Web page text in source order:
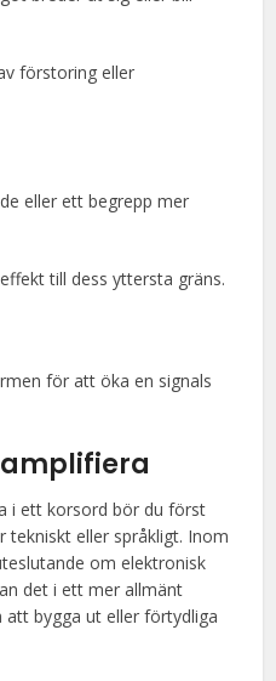
förstoring eller
eller ett begrepp mer
till dess yttersta gräns.
för att öka en signals
i ett korsord bör du först
eller språkligt. Inom
om elektronisk
det i ett mer allmänt
bygga ut eller förtydliga